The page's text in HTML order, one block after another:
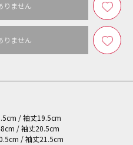
りません
りません
/ 袖丈19.5cm
/ 袖丈20.5cm
/ 袖丈21.5cm